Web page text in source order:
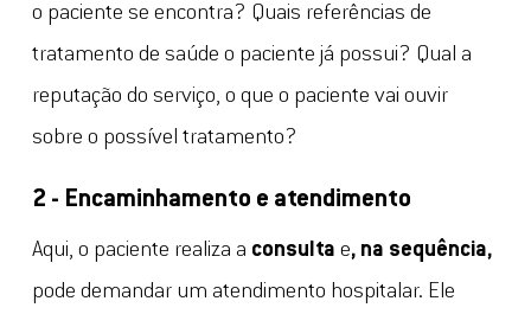
o paciente se encontra? Quais referências de
tratamento de saúde o paciente já possui? Qual a
reputação do serviço, o que o paciente vai ouvir
sobre o possível tratamento?
2 - Encaminhamento e atendimento
Aqui, o paciente realiza a consulta e, na sequência,
pode demandar um atendimento hospitalar. Ele